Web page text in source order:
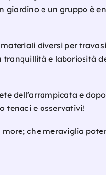
giardino e un gruppo è
diversi per
e laboriosità
dell’arrampicata e
tenaci e osservativi!
che meraviglia